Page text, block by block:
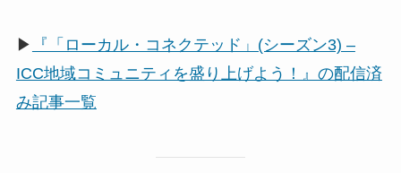
▶
『「ローカル・コネクテッド」(シーズン3) –
ICC地域コミュニティを盛り上げよう！』の配信済
み記事一覧